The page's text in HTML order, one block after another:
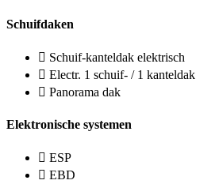
Schuifdaken
Schuif-kanteldak elektrisch
Electr. 1 schuif- / 1 kanteldak
Panorama dak
Elektronische systemen
ESP
EBD